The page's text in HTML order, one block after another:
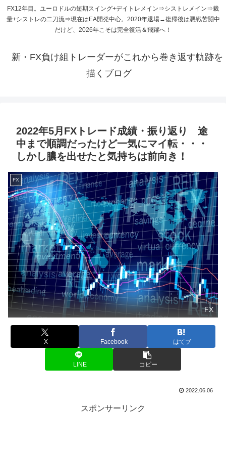
FX12年目。ユーロドルの短期スイング+デイトレメイン⇒シストレメイン⇒裁
量+シストレの二刀流⇒現在はEA開発中心。2020年退場→復帰後は悪戦苦闘中
だけど、2026年こそは完全復活＆飛躍へ！
新・FX負け組トレーダーがこれから巻き返す軌跡を
描くブログ
2022年5月FXトレード成績・振り返り 途
中まで順調だったけど一気にマイ転・・・
しかし膿を出せたと気持ちは前向き！
FX
FX
X Facebook はてブ
LINE コピー
2022.06.06
スポンサーリンク